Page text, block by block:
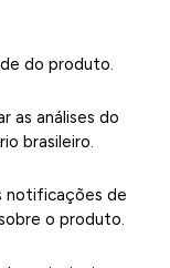
do produto.
as análises do
brasileiro.
notificações de
o produto.